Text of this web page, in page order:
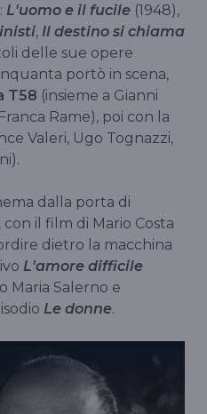
L'uomo e il fucile (1948),
, Il destino si chiama
delle sue opere
portò in scena,
T58 (insieme a Gianni
Rame), poi con la
Valeri, Ugo Tognazzi,
dalla porta di
il film di Mario Costa
dietro la macchina
L'amore difficile
Maria Salerno e
Le donne.